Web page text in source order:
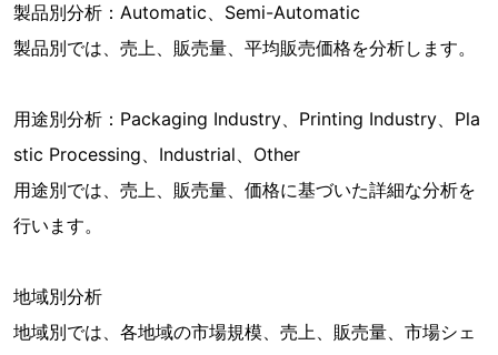
製品別分析：Automatic、Semi-Automatic
製品別では、売上、販売量、平均販売価格を分析します。
用途別分析：Packaging Industry、Printing Industry、Pla
stic Processing、Industrial、Other
用途別では、売上、販売量、価格に基づいた詳細な分析を
行います。
地域別分析
地域別では、各地域の市場規模、売上、販売量、市場シェ